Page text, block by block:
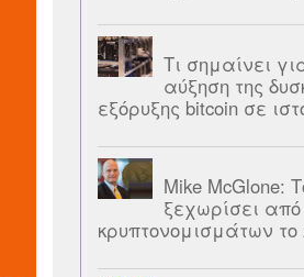
Τι σημαίνει
αύξηση της
εξόρυξης bitcoin σε
Mike McGlone:
ξεχωρίσει
κρυπτονομισμάτων το